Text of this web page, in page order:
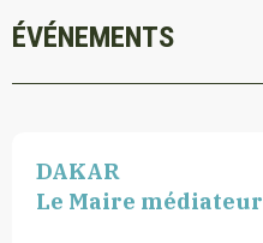
ÉVÉNEMENTS
DAKAR
Le Maire médiateur